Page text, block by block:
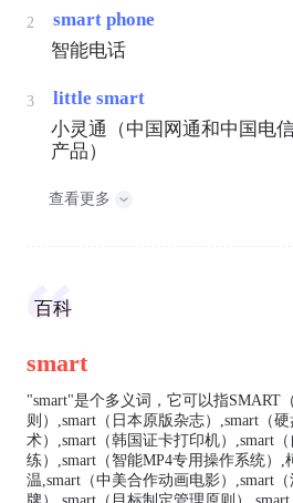
2
smart phone
智能电话
3
little smart
小灵通（中国网通和中国电
产品）
查看更多
百科
smart
"smart"是个多义词，它可以指SMART
则）,smart（日本原版杂志）,smart（
术）,smart（韩国证卡打印机）,smart
练）,smart（智能MP4专用操作系统）,
温,smart（中美合作动画电影）,smart